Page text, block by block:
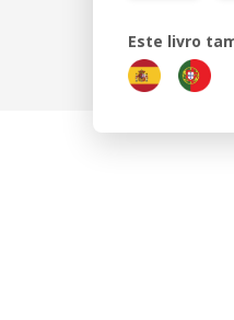
Este livro